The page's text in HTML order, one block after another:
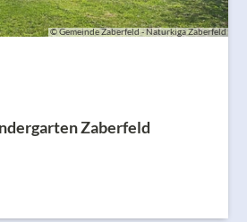
© Gemeinde Zaberfeld - Naturkiga Zaberfeld
Zaberfeld